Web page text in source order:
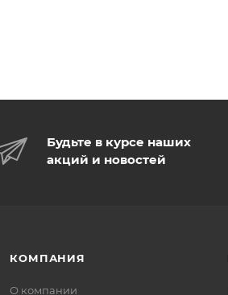
Будьте в курсе наших
акций и новостей
КОМПАНИЯ
О компании